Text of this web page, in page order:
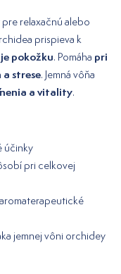
relaxačnú alebo
prispieva k
pokožku. Pomáha pri
a strese. Jemná vôňa
a vitality.
účinky
pri celkovej
jemnej vôni orchidey